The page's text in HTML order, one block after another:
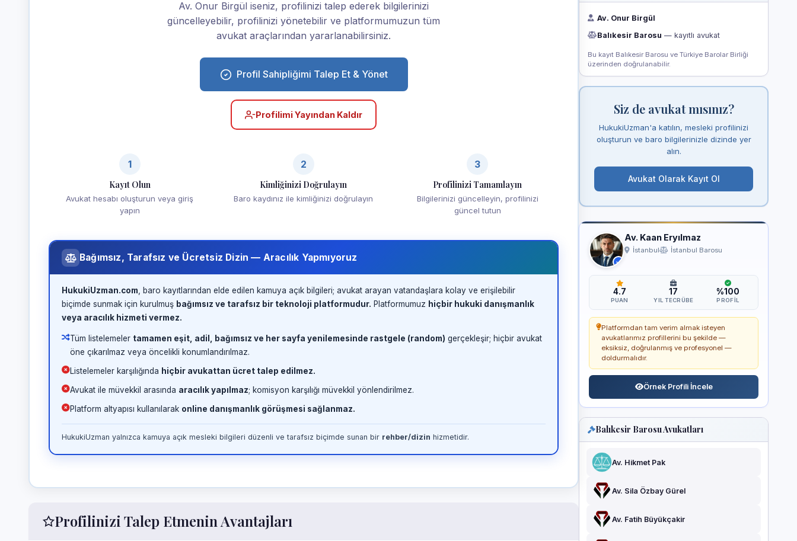
Av. Onur Birgül iseniz, profilinizi talep ederek bilgilerinizi
güncelleyebilir, profilinizi yönetebilir ve platformumuzun tüm
avukat araçlarından yararlanabilirsiniz.
Profil Sahipliğimi Talep Et & Yönet
Profilimi Yayından Kaldır
1
Kayıt Olun
Avukat hesabı oluşturun veya giriş
yapın
2
Kimliğinizi Doğrulayın
Baro kaydınız ile kimliğinizi doğrulayın
3
Profilinizi Tamamlayın
Bilgilerinizi güncelleyin, profilinizi
güncel tutun
Bağımsız, Tarafsız ve Ücretsiz Dizin — Aracılık Yapmıyoruz
HukukiUzman.com , baro kayıtlarından elde edilen kamuya açık bilgileri; avukat arayan vatandaşlara kolay ve erişilebilir
biçimde sunmak için kurulmuş bağımsız ve tarafsız bir teknoloji platformudur. Platformumuz hiçbir hukuki danışmanlık
veya aracılık hizmeti vermez.
Tüm listelemeler tamamen eşit, adil, bağımsız ve her sayfa yenilemesinde rastgele (random) gerçekleşir; hiçbir avukat
öne çıkarılmaz veya öncelikli konumlandırılmaz.
Listelemeler karşılığında hiçbir avukattan ücret talep edilmez.
Avukat ile müvekkil arasında aracılık yapılmaz; komisyon karşılığı müvekkil yönlendirilmez.
Platform altyapısı kullanılarak online danışmanlık görüşmesi sağlanmaz.
HukukiUzman yalnızca kamuya açık mesleki bilgileri düzenli ve tarafsız biçimde sunan bir rehber/dizin hizmetidir.
Profilinizi Talep Etmenin Avantajları
Av. Onur Birgül
Balıkesir Barosu — kayıtlı avukat
Bu kayıt Balıkesir Barosu ve Türkiye Barolar Birliği
üzerinden doğrulanabilir.
Siz de avukat mısınız?
HukukiUzman'a katılın, mesleki profilinizi
oluşturun ve baro bilgilerinizle dizinde yer
alın.
Avukat Olarak Kayıt Ol
Av. Kaan Eryılmaz
İstanbul İstanbul Barosu
4.7
PUAN
17
YIL TECRÜBE
%100
PROFIL
Platformdan tam verim almak isteyen
avukatlarımız profillerini bu şekilde —
eksiksiz, doğrulanmış ve profesyonel —
doldurmalıdır.
Örnek Profili İncele
Balıkesir Barosu Avukatları
Av. Hikmet Pak
Av. Sila Özbay Gürel
Av. Fatih Büyükçakir